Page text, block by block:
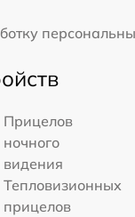
Прицелов
ночного
видения
Тепловизионных
прицелов